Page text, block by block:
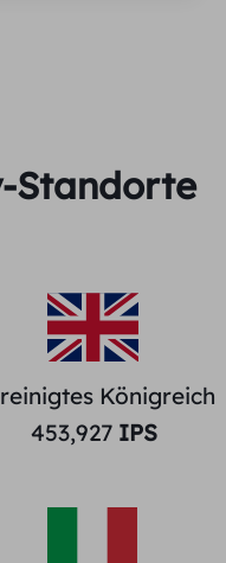
Standorte
Königreich
453,927IPS